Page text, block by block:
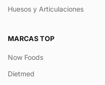
Huesos y Articulaciones
MARCAS TOP
Now Foods
Dietmed